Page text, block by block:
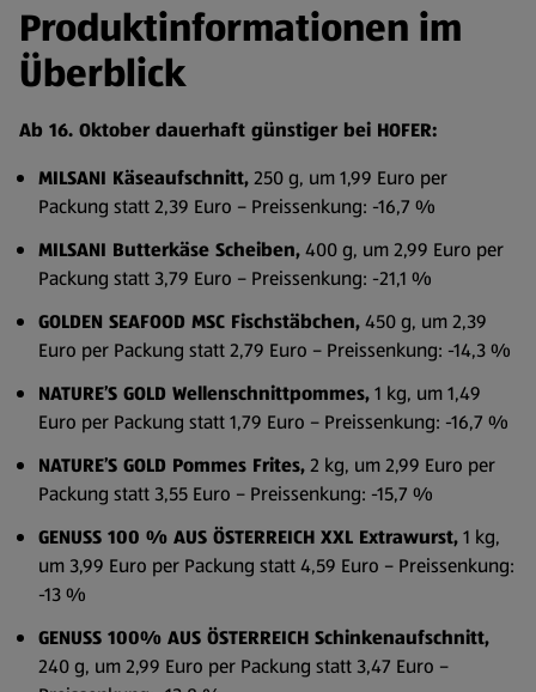
Produktinformationen im
Überblick
Ab 16. Oktober dauerhaft günstiger bei HOFER:
MILSANI Käseaufschnitt,250 g, um 1,99 Euro per
Packung statt 2,39 Euro – Preissenkung: -16,7 %
MILSANI Butterkäse Scheiben,400 g, um 2,99 Euro per
Packung statt 3,79 Euro – Preissenkung: -21,1 %
GOLDEN SEAFOOD MSC Fischstäbchen,450 g, um 2,39
Euro per Packung statt 2,79 Euro – Preissenkung: -14,3 %
NATURE’S GOLD Wellenschnittpommes,1 kg, um 1,49
Euro per Packung statt 1,79 Euro – Preissenkung: -16,7 %
NATURE’S GOLD Pommes Frites,2 kg, um 2,99 Euro per
Packung statt 3,55 Euro – Preissenkung: -15,7 %
GENUSS 100 % AUS ÖSTERREICH XXL Extrawurst,1 kg,
um 3,99 Euro per Packung statt 4,59 Euro – Preissenkung:
-13 %
GENUSS 100% AUS ÖSTERREICH Schinkenaufschnitt,
240 g, um 2,99 Euro per Packung statt 3,47 Euro –